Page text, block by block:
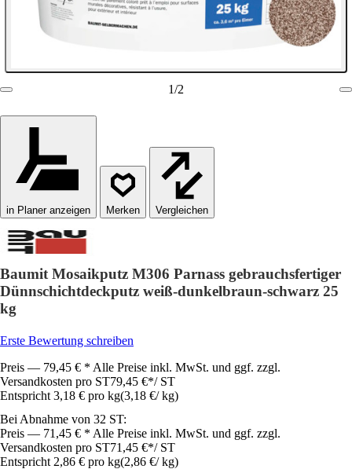
1/2
in Planer anzeigen Vergleichen
Baumit Mosaikputz M306 Parnass gebrauchsfertiger
Dünnschichtdeckputz weiß-dunkelbraun-schwarz 25
kg
Erste Bewertung schreiben
Preis — 79,45 € * Alle Preise inkl. MwSt. und ggf. zzgl.
Versandkosten pro ST79,45 €*/ ST
Entspricht 3,18 € pro kg(3,18 €/ kg)
Bei Abnahme von 32 ST:
Preis — 71,45 € * Alle Preise inkl. MwSt. und ggf. zzgl.
Versandkosten pro ST71,45 €*/ ST
Entspricht 2,86 € pro kg(2,86 €/ kg)